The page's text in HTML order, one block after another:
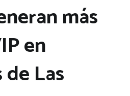
más
en
Las